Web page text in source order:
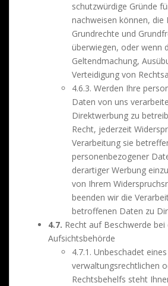
schutzwürdige Gründe
nachweisen können, die
Grundrechte und
überwiegen, oder wenn
Geltendmachung,
Verteidigung von
4.6.3. Werden Ihre
Daten von uns
Direktwerbung zu
Recht, jederzeit
Verarbeitung sie
personenbezogener
derartiger Werbung
von Ihrem
beenden wir die
betroffenen Daten zu
4.7. Recht auf Beschwerde bei
Aufsichtsbehörde
4.7.1. Unbeschadet
verwaltungsrechtlichen
Rechtsbehelfs steht